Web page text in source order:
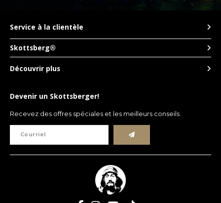
Skottsberg®
Service à la clientèle
Découvrir plus
Devenir un Skottsberger!
Recevez des offres spéciales et les meilleurs conseils.